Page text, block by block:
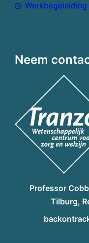
Werkbegeleiding
Neem
Professor
Tilburg,